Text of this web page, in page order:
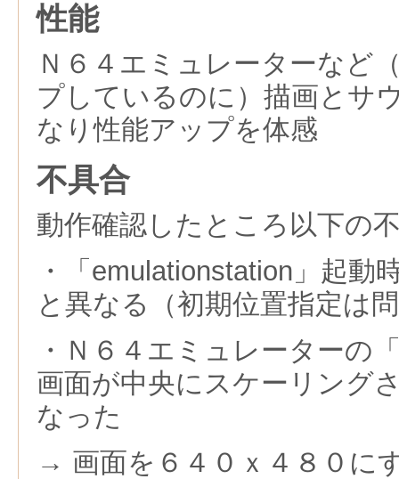
性能
Ｎ６４エミュレーターなど
プしているのに）描画とサ
なり性能アップを体感
不具合
動作確認したところ以下の
・「emulationstation」起動
と異なる（初期位置指定は
・Ｎ６４エミュレーターの
画面が中央にスケーリング
なった
→ 画面を６４０ｘ４８０に